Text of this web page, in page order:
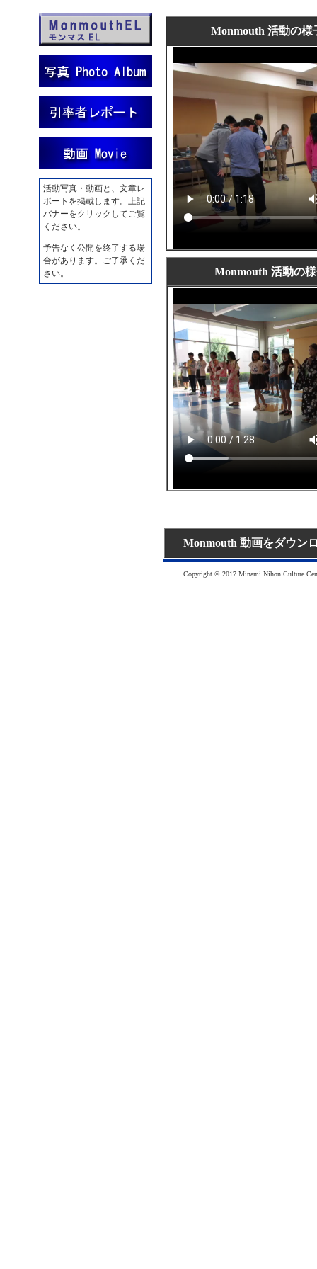
活動写真・動画と、文章レ
ポートを掲載します。上記
バナーをクリックしてご覧
ください。
予告なく公開を終了する場
合があります。ご了承くだ
さい。
Monmouth 活動の様
Monmouth 活動の
Monmouth 動画をダウン
Copyright © 2017 Minami Nihon Culture